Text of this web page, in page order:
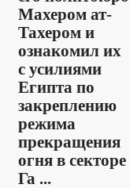
Махером ат-
Тахером и
ознакомил их
с усилиями
Египта по
закреплению
режима
прекращения
огня в секторе
Га ...